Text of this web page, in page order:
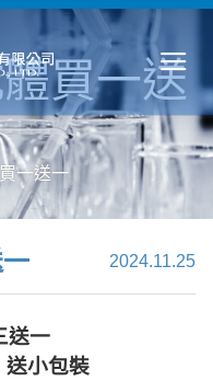
買一送
一送一
2024.11.25
送一
送小包裝